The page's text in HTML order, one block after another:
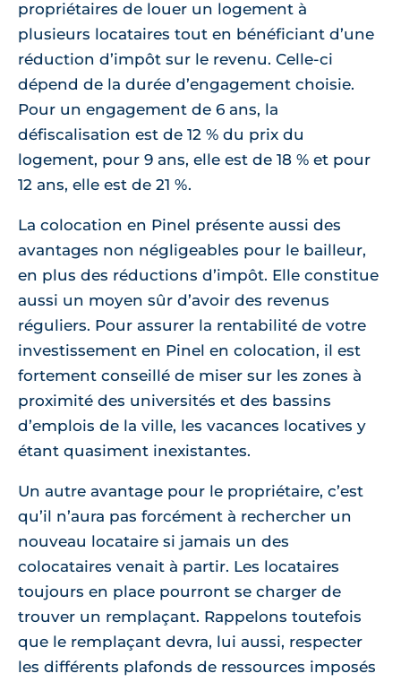
propriétaires de louer un logement à
plusieurs locataires tout en bénéficiant d’une
réduction d’impôt sur le revenu. Celle-ci
dépend de la durée d’engagement choisie.
Pour un engagement de 6 ans, la
défiscalisation est de 12 % du prix du
logement, pour 9 ans, elle est de 18 % et pour
12 ans, elle est de 21 %.
La colocation en Pinel présente aussi des
avantages non négligeables pour le bailleur,
en plus des réductions d’impôt. Elle constitue
aussi un moyen sûr d’avoir des revenus
réguliers. Pour assurer la rentabilité de votre
investissement en Pinel en colocation, il est
fortement conseillé de miser sur les zones à
proximité des universités et des bassins
d’emplois de la ville, les vacances locatives y
étant quasiment inexistantes.
Un autre avantage pour le propriétaire, c’est
qu’il n’aura pas forcément à rechercher un
nouveau locataire si jamais un des
colocataires venait à partir. Les locataires
toujours en place pourront se charger de
trouver un remplaçant. Rappelons toutefois
que le remplaçant devra, lui aussi, respecter
les différents plafonds de ressources imposés